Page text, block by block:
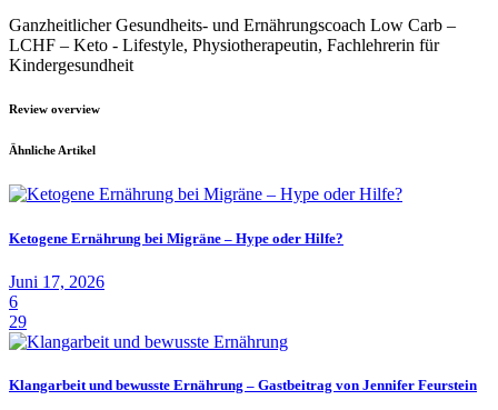
Ganzheitlicher Gesundheits- und Ernährungscoach Low Carb –
LCHF – Keto - Lifestyle, Physiotherapeutin, Fachlehrerin für
Kindergesundheit
Review overview
Ähnliche Artikel
Ketogene Ernährung bei Migräne – Hype oder Hilfe?
Juni 17, 2026
6
29
Klangarbeit und bewusste Ernährung – Gastbeitrag von Jennifer Feurstein